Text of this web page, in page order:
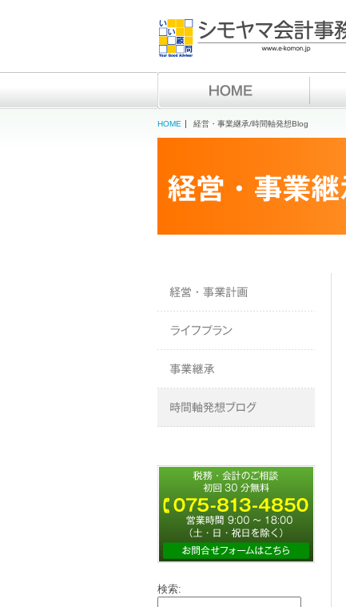
HOME 経営・事業継承/時間軸発想Blog
検索: